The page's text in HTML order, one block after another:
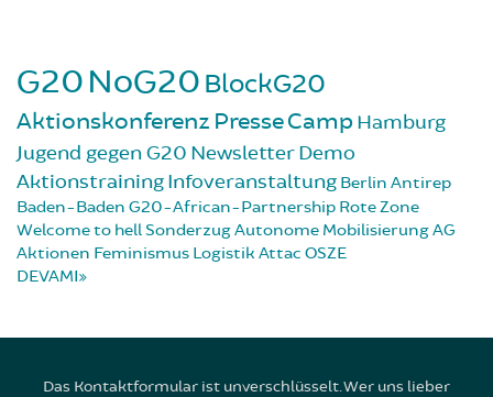
G20NoG20 BlockG20
Aktionskonferenz PresseCampHamburg
Jugend gegen G20 NewsletterDemo
AktionstrainingInfoveranstaltung Berlin Antirep
Baden-Baden G20-African-Partnership Rote Zone
Welcome to hellSonderzugAutonome MobilisierungAG
Aktionen Feminismus Logistik Attac OSZE
DEVAMI
Das Kontaktformular ist unverschlüsselt. Wer uns lieber